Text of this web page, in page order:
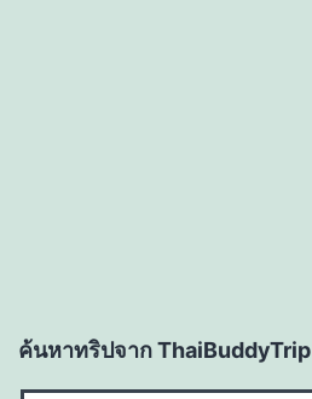
ค้นหาทริปจาก ThaiBuddyTrip